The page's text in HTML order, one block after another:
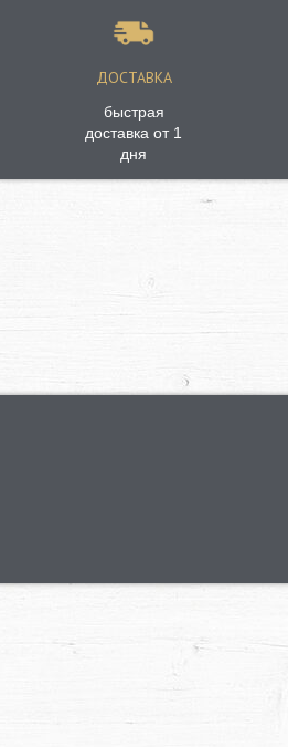
ДОСТАВКА
быстрая
доставка от 1
дня